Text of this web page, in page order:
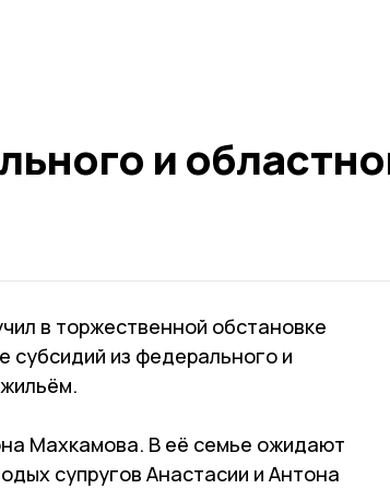
и
в торжественной обстановке
субсидий из федерального и
Махкамова. В её семье ожидают
супругов Анастасии и Антона